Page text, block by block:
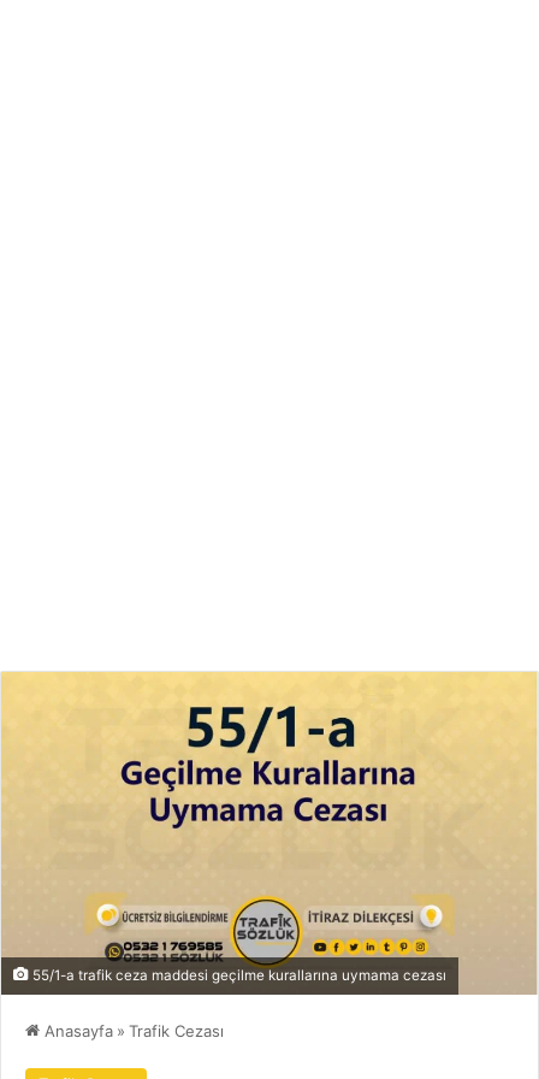
55/1-a trafik ceza maddesi geçilme kurallarına uymama cezası
Anasayfa » Trafik Cezası